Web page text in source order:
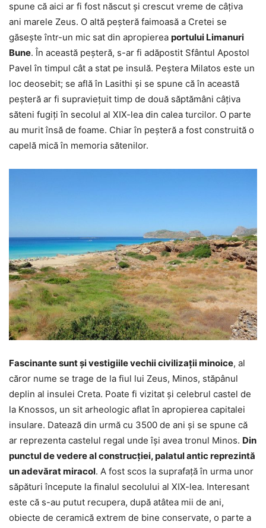
spune că aici ar fi fost născut și crescut vreme de câțiva
ani marele Zeus. O altă peșteră faimoasă a Cretei se
găsește într-un mic sat din apropierea portului Limanuri
Bune. În această peșteră, s-ar fi adăpostit Sfântul Apostol
Pavel în timpul cât a stat pe insulă. Peștera Milatos este un
loc deosebit; se află în Lasithi și se spune că în această
peșteră ar fi supraviețuit timp de două săptămâni câțiva
săteni fugiți în secolul al XIX-lea din calea turcilor. O parte
au murit însă de foame. Chiar în peșteră a fost construită o
capelă mică în memoria sătenilor.
Fascinante sunt și vestigiile vechii civilizații minoice, al
căror nume se trage de la fiul lui Zeus, Minos, stăpânul
deplin al insulei Creta. Poate fi vizitat și celebrul castel de
la Knossos, un sit arheologic aflat în apropierea capitalei
insulare. Datează din urmă cu 3500 de ani și se spune că
ar reprezenta castelul regal unde își avea tronul Minos. Din
punctul de vedere al construcției, palatul antic reprezintă
un adevărat miracol. A fost scos la suprafață în urma unor
săpături începute la finalul secolului al XIX-lea. Interesant
este că s-au putut recupera, după atâtea mii de ani,
obiecte de ceramică extrem de bine conservate, o parte a